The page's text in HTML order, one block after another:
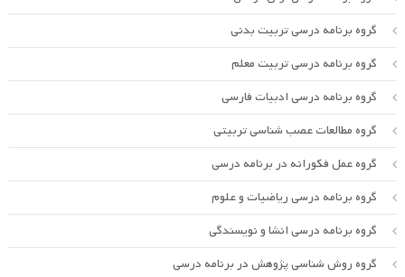
گروه برنامه درسی تربیت بدنی
گروه برنامه درسی تربیت معلم
گروه برنامه درسی ادبیات فارسی
گروه مطالعات عصب شناسی تربیتی
گروه عمل فکورانه در برنامه درسی
گروه برنامه درسی ریاضیات و علوم
گروه برنامه درسی انشا و نویسندگی
گروه روش شناسی پژوهش در برنامه درسی